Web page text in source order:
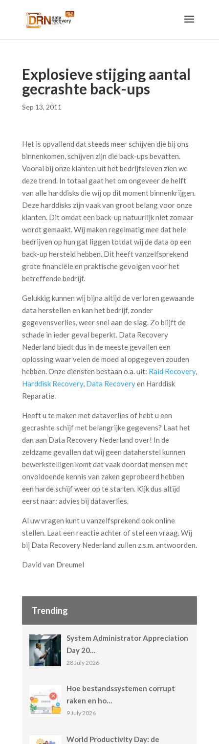
Explosieve stijging aantal
gecrashte back-ups
Sep 13, 2011
Het is opvallend dat steeds meer schijven die bij ons
binnenkomen, schijven zijn die back-ups bevatten.
Vooral bij onze klanten uit het bedrijfsleven zien we
deze trend. In totaal gaat het om ongeveer de helft
van alle harddisks die wij op dit moment binnenkrijgen.
Deze harddisks zijn vaak van groot belang voor onze
klanten. Dit omdat een back-up natuurlijk niet zomaar
wordt gemaakt. Wij maken regelmatig mee dat hele
bedrijven op hun gat liggen totdat wij de data op een
back-up hersteld hebben. Dit heeft vanzelfsprekend
grote financiële en praktische gevolgen voor het
betreffende bedrijf.
Gelukkig kunnen wij bijna altijd de verloren gewaande
data herstellen en kan het bedrijf, zonder
gegevensverlies, weer snel aan de slag. Zo blijft de
schade in ieder geval beperkt. Data Recovery
Nederland biedt dus in de meeste gevallen een
oplossing waar velen de moed al opgegeven zouden
hebben. Onze diensten bestaan o.a. uit: Raid Recovery,
Harddisk Recovery, Data Recoveryen Harddisk
Reparatie.
Heeft u te maken met dataverlies of hebt u een
gecrashte schijf met belangrijke gegevens? Laat het
dan aan Data Recovery Nederland over! In de
zeldzame gevallen dat wij geen dataherstel kunnen
bewerkstelligen komt dat vaak doordat mensen met
onvoldoende kennis van zaken geprobeerd hebben
een harde schijf weer op te starten. Kijk dus altijd
eerst naar: advies bij dataverlies.
Al uw vragen kunt u vanzelfsprekend ook online
stellen. Laat een reactie achter of stel een vraag. Wij
bij Data Recovery Nederland zullen z.s.m. antwoorden.
David van Dreumel
Trending
System Administrator Appreciation
Day 20…
28 July 2026
Hoe bestandssystemen corrupt
raken en ho…
9 July 2026
World Productivity Day: de